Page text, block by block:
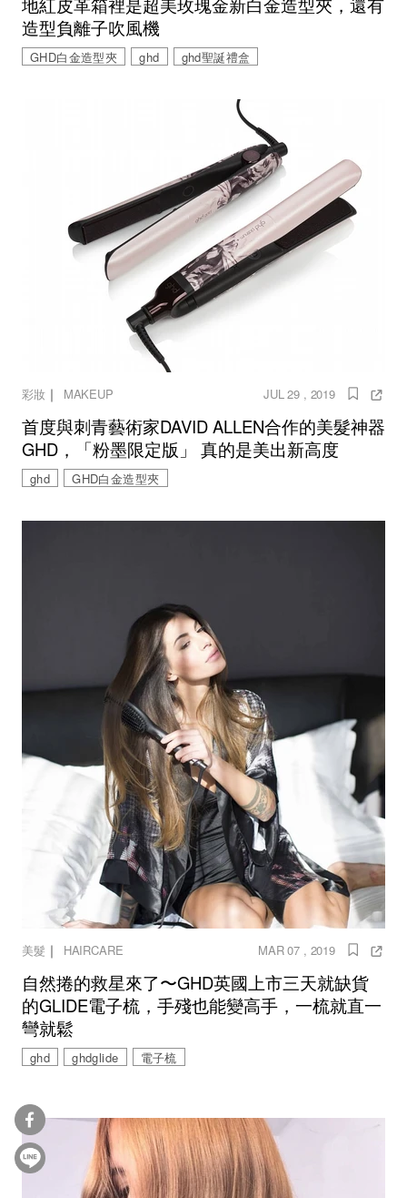
造型負離子吹風機
GHD白金造型夾 ghd ghd聖誕禮盒
彩妝｜ MAKEUP JUL 29 , 2019
首度與刺青藝術家DAVID ALLEN合作的美髮神器
GHD，「粉墨限定版」 真的是美出新高度
ghd GHD白金造型夾
美髮 ｜ HAIRCARE MAR 07 , 2019
自然捲的救星來了〜GHD英國上市三天就缺貨
的GLIDE電子梳，手殘也能變高手，一梳就直一
彎就鬆
ghd ghdglide 電子梳